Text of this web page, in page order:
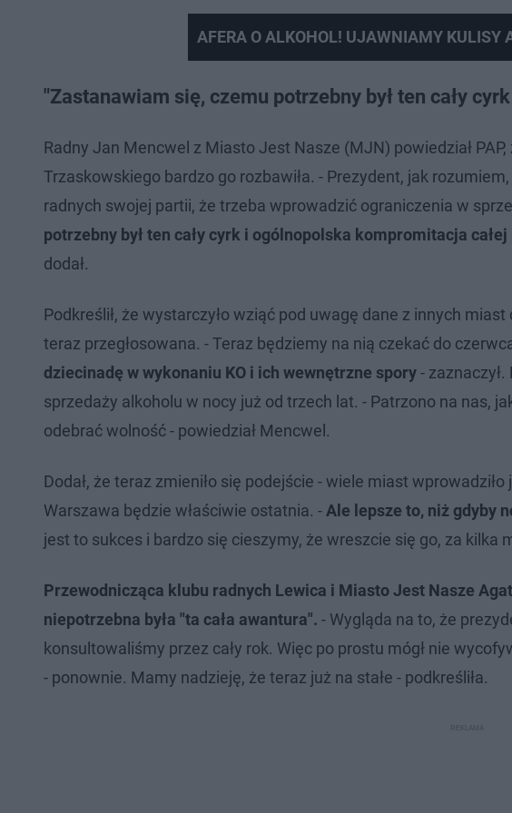
AFERA O ALKOHOL! UJAWNIAMY KULISY
"Zastanawiam się, czemu potrzebny był ten cały
Radny Jan Mencwel z Miasto Jest Nasze (MJN) powiedział
Trzaskowskiego bardzo go rozbawiła. - Prezydent, jak
radnych swojej partii, że trzeba wprowadzić ograniczenia w
potrzebny był ten cały cyrk i ogólnopolska kompromitacja
dodał.
Podkreślił, że wystarczyło wziąć pod uwagę dane z innych
teraz przegłosowana. - Teraz będziemy na nią czekać do
dziecinadę w wykonaniu KO i ich wewnętrzne spory-
sprzedaży alkoholu w nocy już od trzech lat. - Patrzono na nas,
odebrać wolność - powiedział Mencwel.
Dodał, że teraz zmieniło się podejście - wiele miast
Warszawa będzie właściwie ostatnia. - Ale lepsze to, niż gdyby
jest to sukces i bardzo się cieszymy, że wreszcie się go, za kilka
Przewodnicząca klubu radnych Lewica i Miasto Jest Nasze
niepotrzebna była "ta cała awantura". - Wygląda na to, że
konsultowaliśmy przez cały rok. Więc po prostu mógł nie
- ponownie. Mamy nadzieję, że teraz już na stałe - podkreśliła.